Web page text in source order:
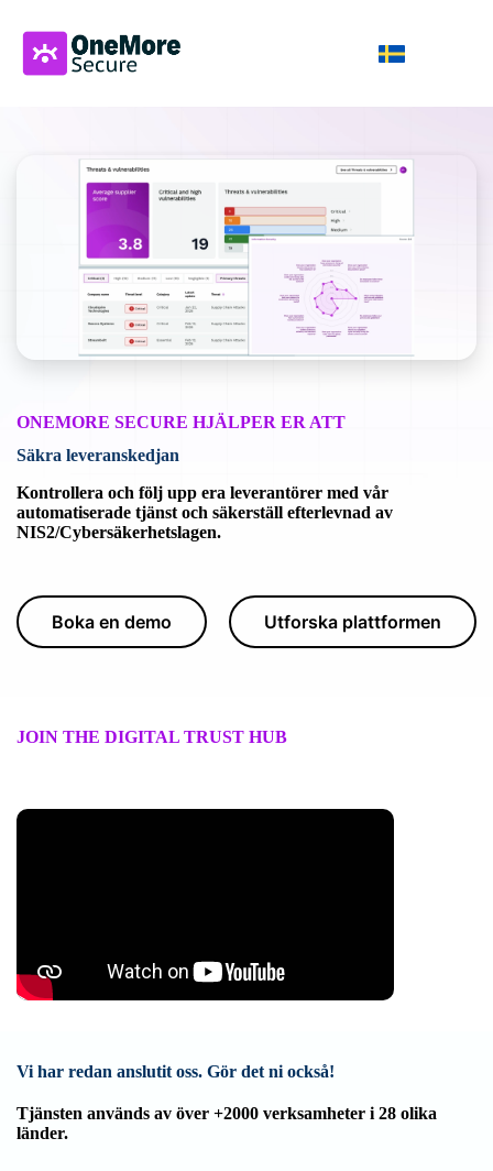
ONEMORE SECURE HJÄLPER ER ATT
Säkra leveranskedjan
Kontrollera och följ upp era leverantörer med vår
automatiserade tjänst och säkerställ efterlevnad av
NIS2/Cybersäkerhetslagen.
Boka en demo Utforska plattformen
JOIN THE DIGITAL TRUST HUB
Vi har redan anslutit oss. Gör det ni också!
Tjänsten används av över +2000 verksamheter i 28 olika
länder.